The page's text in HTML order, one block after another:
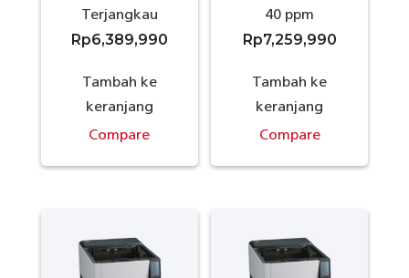
Terjangkau
Rp6,389,990
Tambah ke
keranjang
Compare
40 ppm
Rp7,259,990
Tambah ke
keranjang
Compare